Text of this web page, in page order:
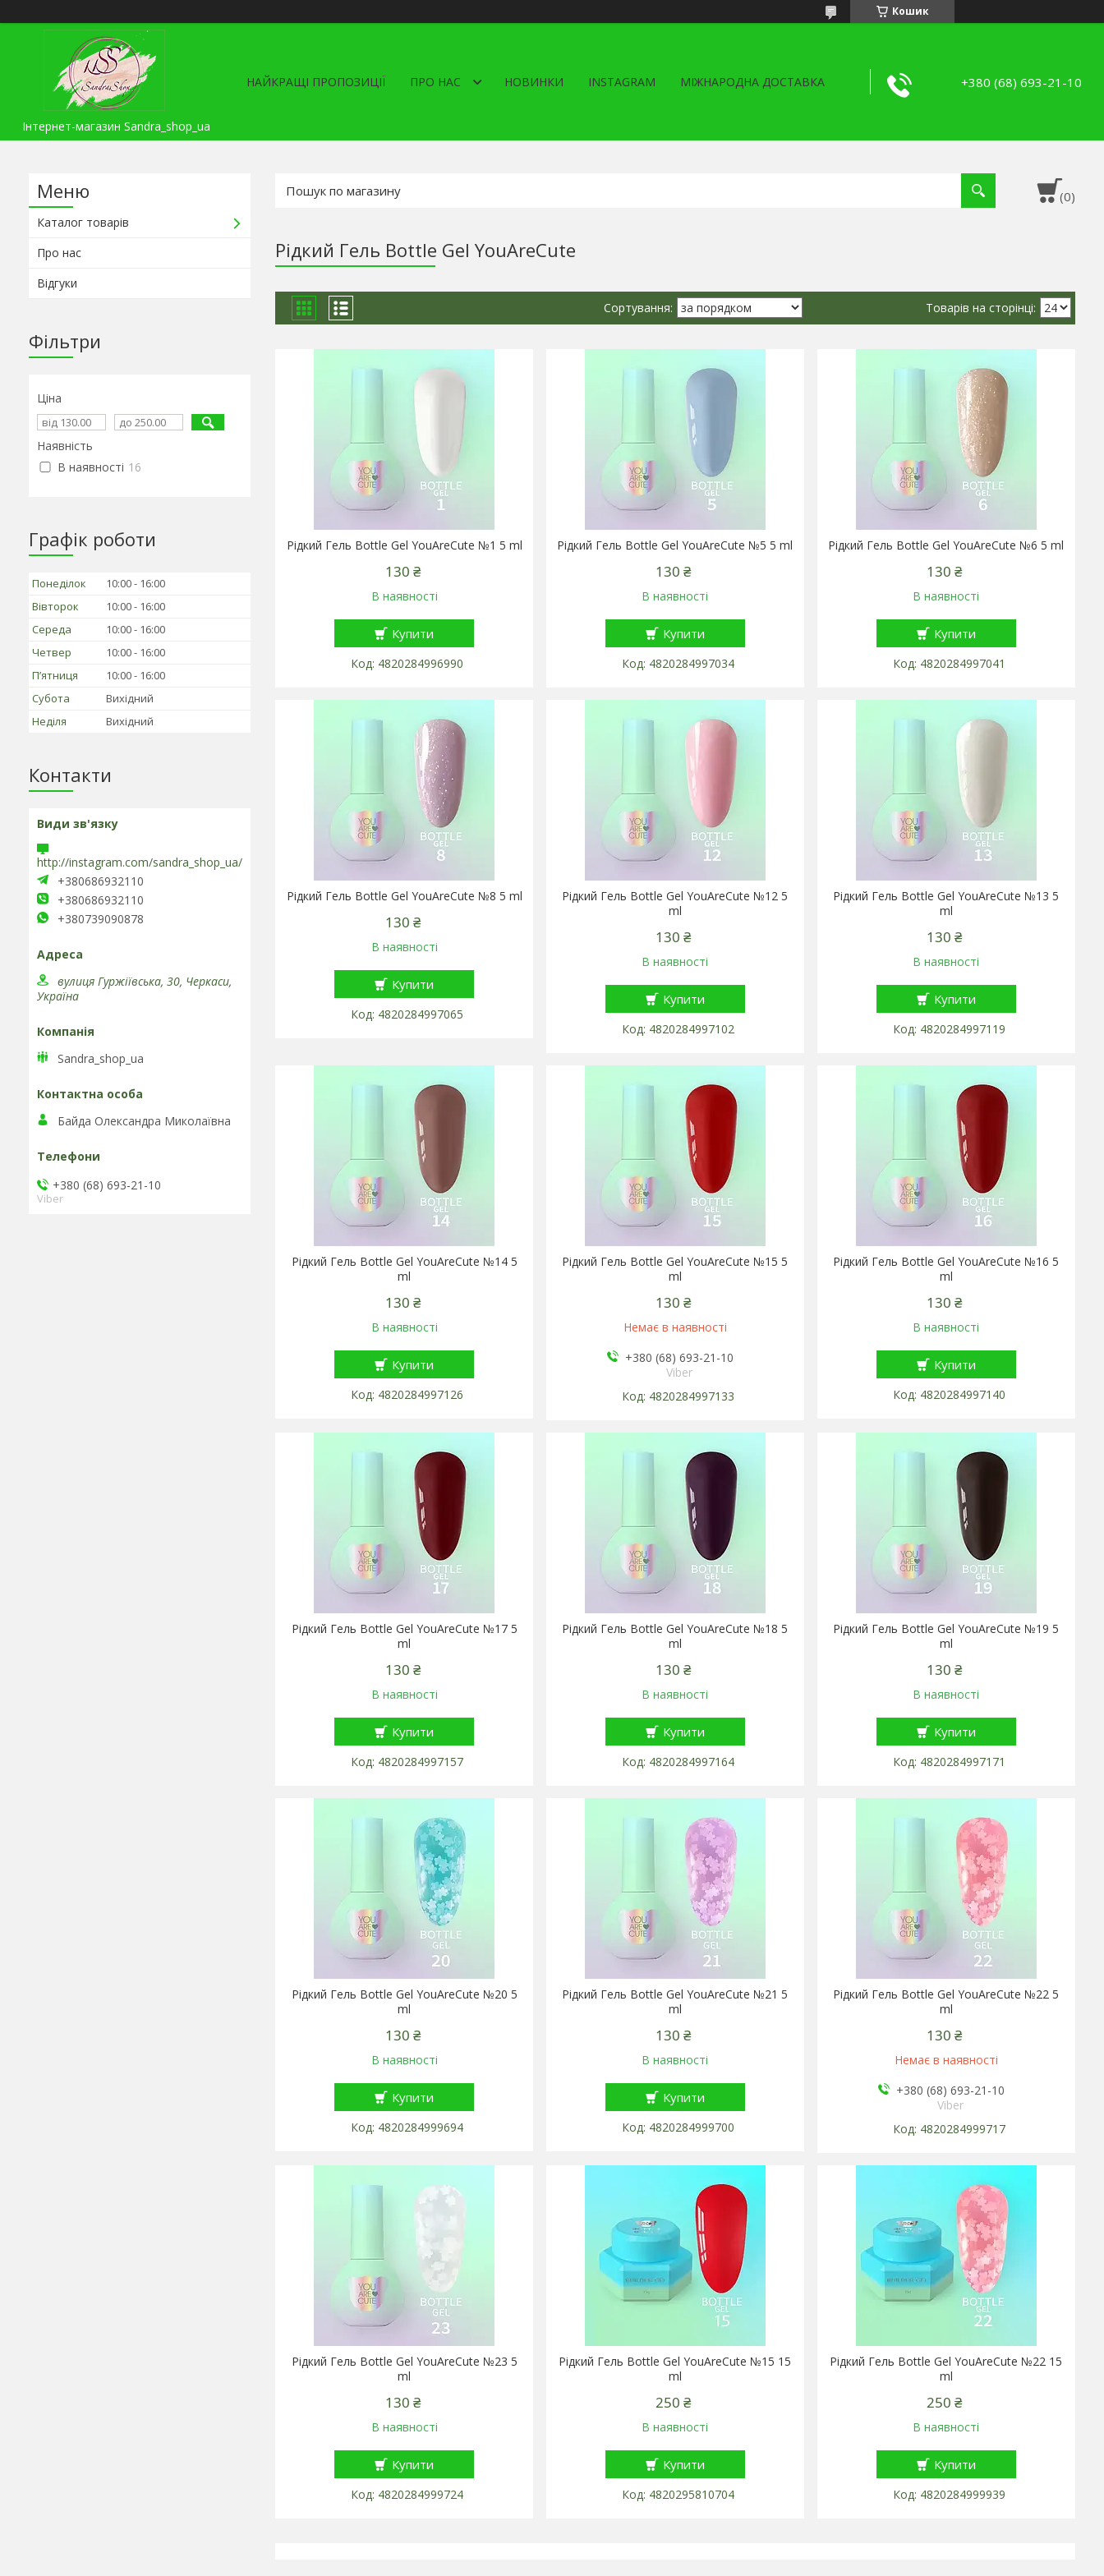
Кошик
Інтернет-магазин Sandra_shop_ua
НАЙКРАЩІ ПРОПОЗИЦІЇ ПРО НАС НОВИНКИ INSTAGRAM МІЖНАРОДНА ДОСТАВКА +380 (68) 693-21-10
Рідкий Гель Bottle Gel YouAreCute
Рідкий Гель Bottle Gel YouAreCute №1 5 ml
130 ₴
В наявності
Купити
4820284996990
Рідкий Гель Bottle Gel YouAreCute №5 5 ml
130 ₴
В наявності
Купити
4820284997034
Рідкий Гель Bottle Gel YouAreCute №6 5 ml
130 ₴
В наявності
Купити
4820284997041
Рідкий Гель Bottle Gel YouAreCute №8 5 ml
130 ₴
В наявності
Купити
4820284997065
Рідкий Гель Bottle Gel YouAreCute №12 5
ml
130 ₴
В наявності
Купити
4820284997102
Рідкий Гель Bottle Gel YouAreCute №13 5
ml
130 ₴
В наявності
Купити
4820284997119
Рідкий Гель Bottle Gel YouAreCute №14 5
ml
130 ₴
В наявності
Купити
4820284997126
Рідкий Гель Bottle Gel YouAreCute №15 5
ml
130 ₴
Немає в наявності
+380 (68) 693-21-10
Viber
4820284997133
Рідкий Гель Bottle Gel YouAreCute №16 5
ml
130 ₴
В наявності
Купити
4820284997140
Рідкий Гель Bottle Gel YouAreCute №17 5
ml
130 ₴
В наявності
Купити
4820284997157
Рідкий Гель Bottle Gel YouAreCute №18 5
ml
130 ₴
В наявності
Купити
4820284997164
Рідкий Гель Bottle Gel YouAreCute №19 5
ml
130 ₴
В наявності
Купити
4820284997171
Рідкий Гель Bottle Gel YouAreCute №20 5
ml
130 ₴
В наявності
Купити
4820284999694
Рідкий Гель Bottle Gel YouAreCute №21 5
ml
130 ₴
В наявності
Купити
4820284999700
Рідкий Гель Bottle Gel YouAreCute №22 5
ml
130 ₴
Немає в наявності
+380 (68) 693-21-10
Viber
4820284999717
Рідкий Гель Bottle Gel YouAreCute №23 5
ml
130 ₴
В наявності
Купити
4820284999724
Рідкий Гель Bottle Gel YouAreCute №15 15
ml
250 ₴
В наявності
Купити
4820295810704
Рідкий Гель Bottle Gel YouAreCute №22 15
ml
250 ₴
В наявності
Купити
4820284999939
Каталог товарів
Про нас
Відгуки
Фільтри
Ціна
Наявність
В наявності 16
Графік роботи
Понеділок 10:00
16:00
Вівторок
10:00
16:00
Середа
10:00
16:00
Четвер
10:00
16:00
Пʼятниця
10:00
16:00
Субота
Вихідний
Неділя
Вихідний
Контакти
http://instagram.com/sandra_shop_ua/
+380686932110
+380686932110
+380739090878
вулиця Гуржіївська, 30, Черкаси,
Україна
Sandra_shop_ua
Байда Олександра Миколаївна
+380 (68) 693-21-10
Viber